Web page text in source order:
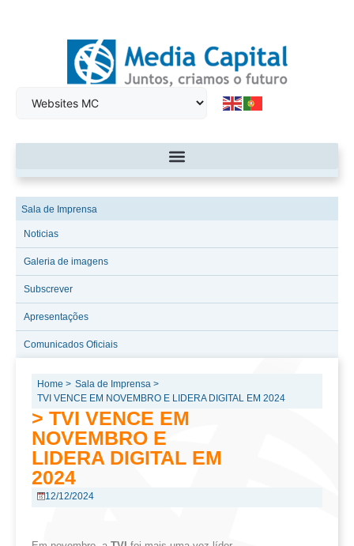
Sala de Imprensa
Noticias
Galeria de imagens
Subscrever
Apresentações
Comunicados Oficiais
Home > Sala de Imprensa >
TVI VENCE EM NOVEMBRO E LIDERA DIGITAL EM 2024
> TVI VENCE EM
NOVEMBRO E
LIDERA DIGITAL EM
2024
12/12/2024